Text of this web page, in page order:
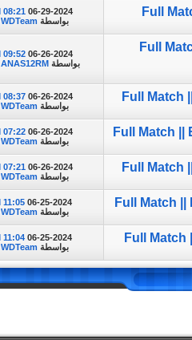
Full
06-29-2024
08:21 PM
بواسطة WDTeam
Full
06-26-2024
09:52 PM
بواسطة ANAS12RM
Full Match
06-26-2024
08:37 PM
بواسطة WDTeam
Full Match ||
06-26-2024
07:22 PM
بواسطة WDTeam
Full Match
06-26-2024
07:21 PM
بواسطة WDTeam
Full Match ||
06-25-2024
11:05 PM
بواسطة WDTeam
Full Match
06-25-2024
11:04 PM
بواسطة WDTeam